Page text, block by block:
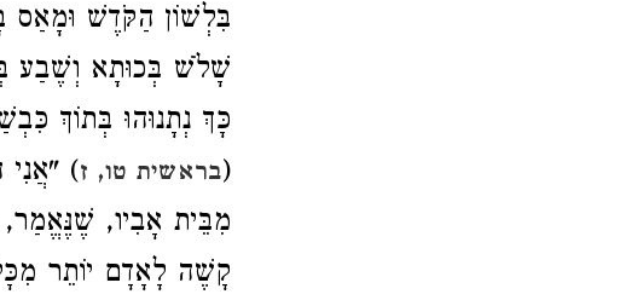
בִּלְשׁוֹן הַקֹּדֶשׁ וּמָאַס
שָׁלֹשׁ בְּכוּתָא וְשֶׁבַע
כָּךְ נְתָנוּהוּ בְּתוֹךְ
(בראשית טו, ז)
מִבֵּית אָבִיו,
קָשֶׁה לָאָדָם יוֹתֵר